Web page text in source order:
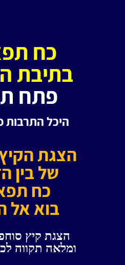
כח
בתיבת
פתח
היכל התרבות
הצגת
של בין
כח
בוא אל
הצגת קיץ
ומלאה תקווה